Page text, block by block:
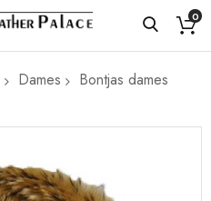
0
Dames
Bontjas dames